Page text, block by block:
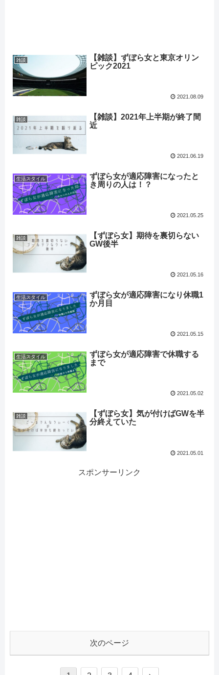
雑談
【雑談】ずぼら女と東京オリン
ピック2021
2021.08.09
雑談
【雑談】2021年上半期が終了間
近
2021.06.19
生活スタイル
ずぼら女が適応障害になったと
き周りの人は！？
2021.05.25
雑談
【ずぼら女】期待を裏切らない
GW後半
2021.05.16
生活スタイル
ずぼら女が適応障害になり休職1
か月目
2021.05.15
生活スタイル
ずぼら女が適応障害で休職する
まで
2021.05.02
雑談
【ずぼら女】気が付けばGWを半
分終えていた
2021.05.01
スポンサーリンク
次のページ